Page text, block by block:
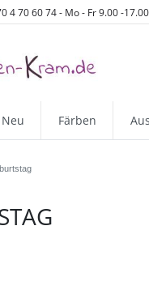
4 70 60 74 - Mo - Fr 9.00 -
Neu Färben